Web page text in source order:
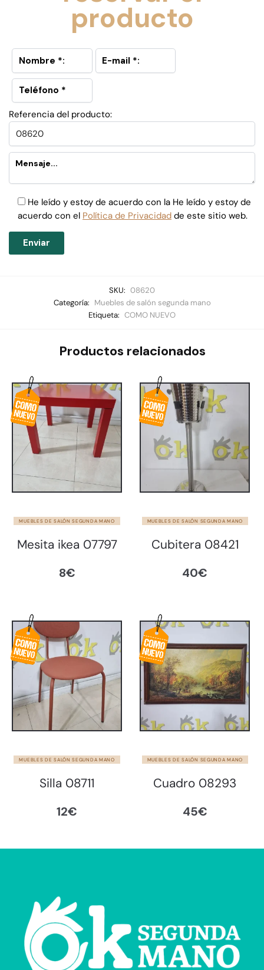
producto
Referencia del producto:
He leído y estoy de acuerdo con la He leído y estoy de
acuerdo con el Política de Privacidad de este sitio web.
SKU: 08620
Categoría: Muebles de salón segunda mano
Etiqueta: COMO NUEVO
Productos relacionados
MUEBLES DE SALÓN SEGUNDA MANO
Mesita ikea 07797
8€
MUEBLES DE SALÓN SEGUNDA MANO
Cubitera 08421
40€
MUEBLES DE SALÓN SEGUNDA MANO
Silla 08711
12€
MUEBLES DE SALÓN SEGUNDA MANO
Cuadro 08293
45€